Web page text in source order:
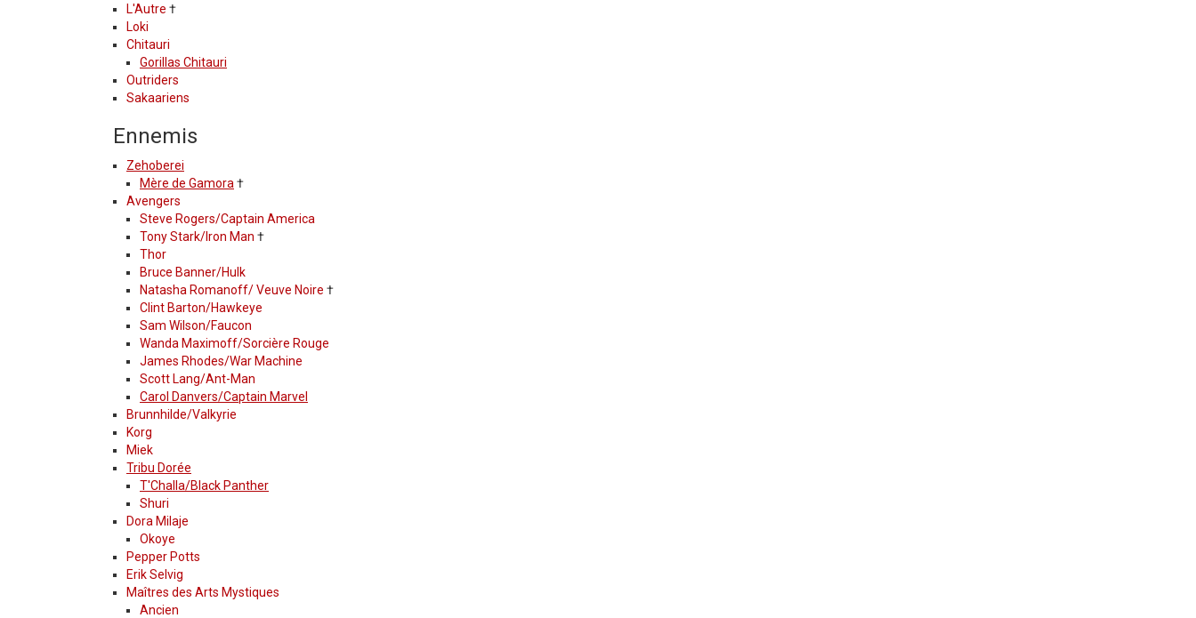
L'Autre †
Loki
Chitauri
Gorillas Chitauri
Outriders
Sakaariens
Ennemis
Zehoberei
Mère de Gamora †
Avengers
Steve Rogers/Captain America
Tony Stark/Iron Man †
Thor
Bruce Banner/Hulk
Natasha Romanoff/ Veuve Noire †
Clint Barton/Hawkeye
Sam Wilson/Faucon
Wanda Maximoff/Sorcière Rouge
James Rhodes/War Machine
Scott Lang/Ant-Man
Carol Danvers/Captain Marvel
Brunnhilde/Valkyrie
Korg
Miek
Tribu Dorée
T'Challa/Black Panther
Shuri
Dora Milaje
Okoye
Pepper Potts
Erik Selvig
Maîtres des Arts Mystiques
Ancien